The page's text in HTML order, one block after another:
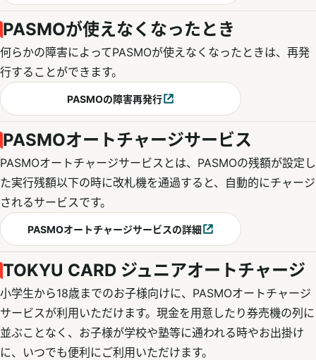
PASMOが使えなくなったとき
何らかの障害によってPASMOが使えなくなったときは、再発
行することができます。
PASMOの障害再発行別ウィンドウで開く
PASMOオートチャージサービス
PASMOオートチャージサービスとは、PASMOの残額が設定し
た実行残額以下の時に改札機を通過すると、自動的にチャージ
されるサービスです。
PASMOオートチャージサービスの詳細
別ウィンドウで開く
TOKYU CARD ジュニアオートチャージ
小学生から18歳までのお子様向けに、PASMOオートチャージ
サービスが利用いただけます。現金を用意したり券売機の列に
並ぶことなく、お子様が学校や塾等に通われる時やお出掛け
に、いつでも便利にご利用いただけます。